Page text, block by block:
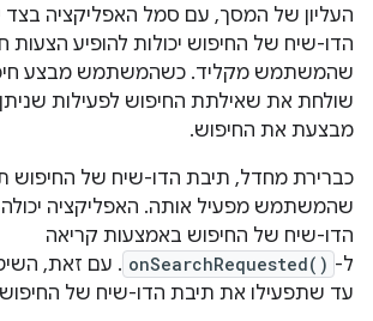
העליון של המסך, עם סמל האפליקציה בצד
הדו-שיח של החיפוש יכולות להופיע הצעות
שהמשתמש מקליד. כשהמשתמש מבצע
שולחת את שאילתת החיפוש לפעילות
מבצעת את החיפוש.
כברירת מחדל, תיבת הדו-שיח של החיפוש
שהמשתמש מפעיל אותה. האפליקציה
הדו-שיח של החיפוש באמצעות קריאה
ל- onSearchRequested() . עם זאת,
עד שתפעילו את תיבת הדו-שיח של החיפוש